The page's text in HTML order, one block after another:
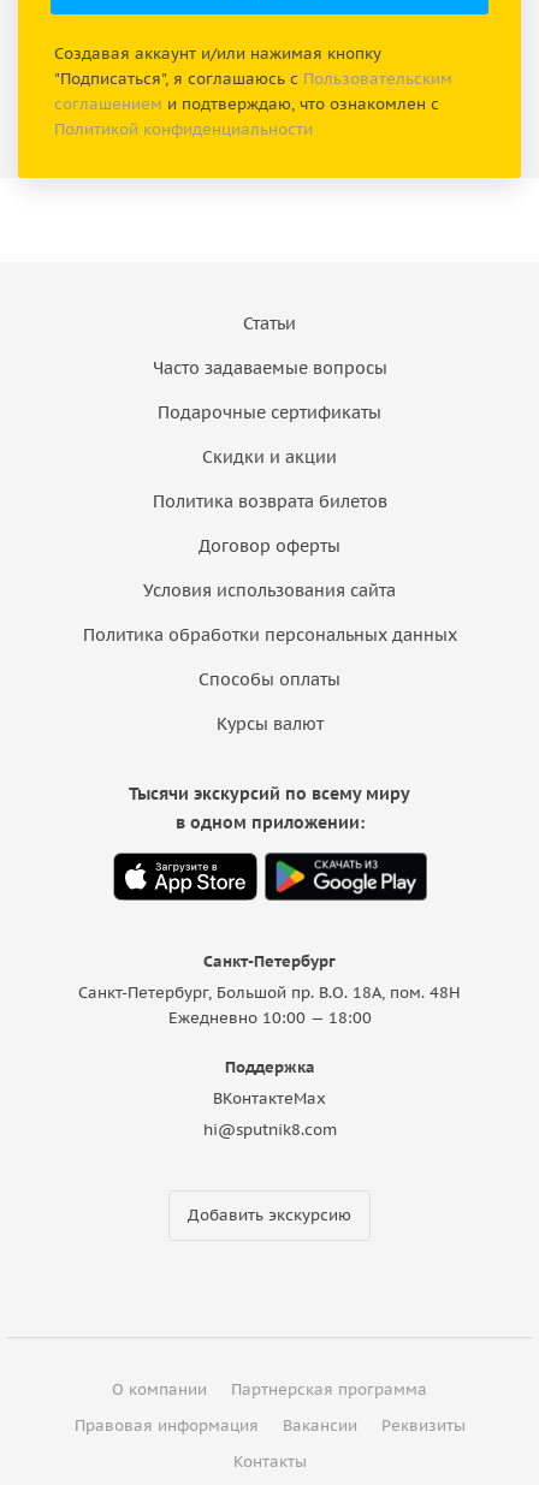
Создавая аккаунт и/или нажимая кнопку
"Подписаться", я соглашаюсь с Пользовательским
соглашением и подтверждаю, что ознакомлен с
Политикой конфиденциальности
Статьи
Часто задаваемые вопросы
Подарочные сертификаты
Скидки и акции
Политика возврата билетов
Договор оферты
Условия использования сайта
Политика обработки персональных данных
Способы оплаты
Курсы валют
Санкт-Петербург
Санкт-Петербург, Большой пр. В.О. 18A, пом. 48Н
Ежедневно 10:00 — 18:00
Поддержка
ВКонтактеMax
hi@sputnik8.com
Добавить экскурсию
Тысячи экскурсий по всему миру
в одном приложении:
О компании
Партнерская программа
Правовая информация
Вакансии
Реквизиты
Контакты